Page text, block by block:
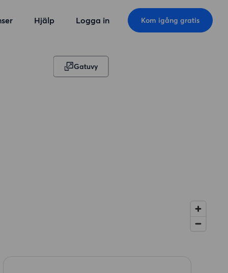
Hjälp Logga in Kom igång gratis
Gatuvy